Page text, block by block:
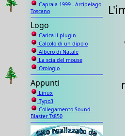
Capraia 1999 - Arcipelago
Toscano
Logo
Carica il plugin
Calcolo di un dipolo
Albero di Natale
La scia del mouse
Orologio
Appunti
Linux
Typo3
Collegamento Sound
Blaster Ts850